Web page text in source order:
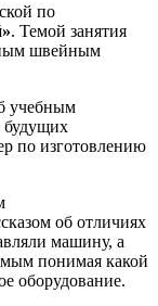
по
. Темой занятия
швейным
учебным
по изготовлению
об отличиях
машину, а
понимая какой
оборудование.